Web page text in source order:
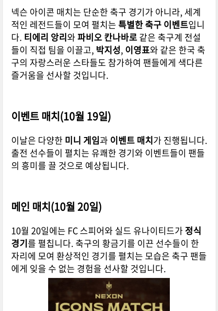
넥슨 아이콘 매치는 단순한 축구 경기가 아니라, 세계
적인 레전드들이 모여 펼치는 특별한 축구 이벤트입니
다. 티에리 앙리와파비오 칸나바로같은 축구계 전설
들이 직접 팀을 이끌고, 박지성, 이영표와 같은 한국 축
구의 자랑스러운 스타들도 참가하여 팬들에게 색다른
즐거움을 선사할 것입니다.
이벤트 매치(10월 19일)
이날은 다양한 미니 게임과 이벤트 매치가 진행됩니다.
출전 선수들이 펼치는 유쾌한 경기와 이벤트들이 팬들
의 흥미를 끌 것으로 예상됩니다.
메인 매치(10월 20일)
10월 20일에는 FC 스피어와 실드 유나이티드가 정식
경기를 펼칩니다. 축구의 황금기를 이끈 선수들이 한
자리에 모여 환상적인 경기를 펼치는 모습은 축구 팬들
에게 잊을 수 없는 경험을 선사할 것입니다.